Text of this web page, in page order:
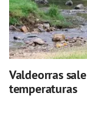
Valdeorras
temperaturas